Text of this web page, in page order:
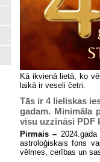
Kā ikvienā lietā, ko
laikā ir veseli četri.
Tās ir 4 lieliskas
gadam. Minimāla
visu uzzināsi PDF
Pirmais –
astroloģiskais fons
vēlmes, cerības un